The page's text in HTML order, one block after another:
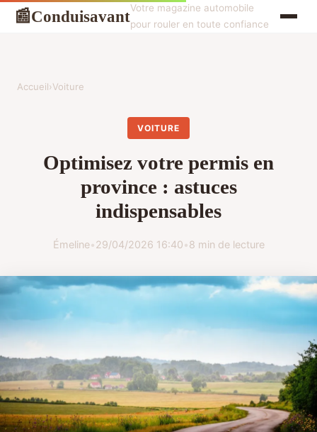
📰ConduisavantVotre magazine automobile
pour rouler en toute confiance
Accueil›Voiture
VOITURE
Optimisez votre permis en
province : astuces
indispensables
Émeline•29/04/2026 16:40•8 min de lecture